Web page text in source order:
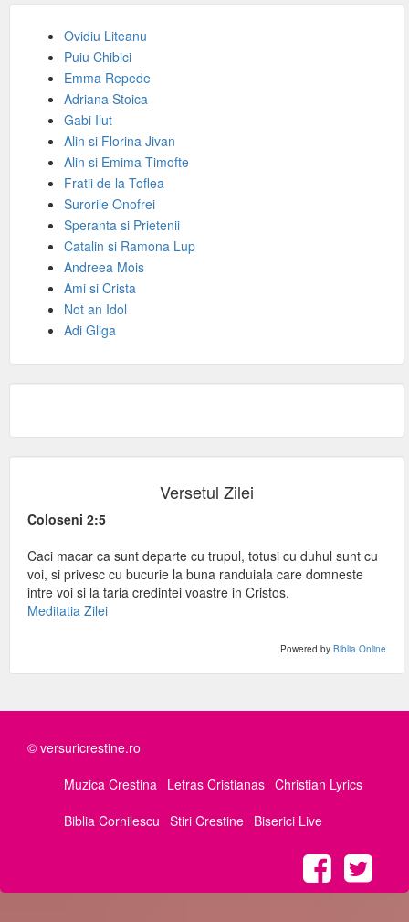
Ovidiu Liteanu
Puiu Chibici
Emma Repede
Adriana Stoica
Gabi Ilut
Alin si Florina Jivan
Alin si Emima Timofte
Fratii de la Toflea
Surorile Onofrei
Speranta si Prietenii
Catalin si Ramona Lup
Andreea Mois
Ami si Crista
Not an Idol
Adi Gliga
Versetul Zilei
Coloseni 2:5
Caci macar ca sunt departe cu trupul, totusi cu duhul sunt cu
voi, si privesc cu bucurie la buna randuiala care domneste
intre voi si la taria credintei voastre in Cristos.
Meditatia Zilei
Powered by Biblia Online
© versuricrestine.ro
Muzica Crestina Letras Cristianas Christian Lyrics
Biblia Cornilescu Stiri Crestine Biserici Live